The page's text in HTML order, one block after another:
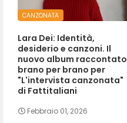
CANZONATA
Lara Dei: Identità,
desiderio e canzoni. Il
nuovo album raccontato
brano per brano per
"L'intervista canzonata"
di Fattitaliani
Febbraio 01, 2026